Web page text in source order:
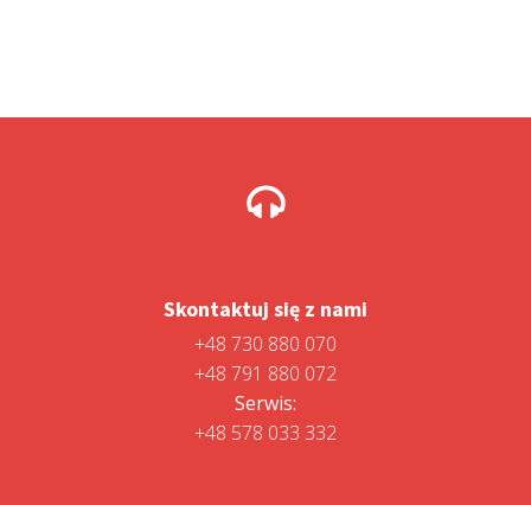
Skontaktuj się z nami
+48 730 880 070
+48 791 880 072
Serwis:
+48 578 033 332